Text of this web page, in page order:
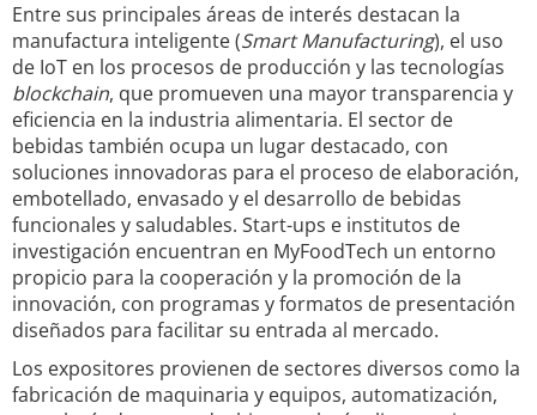
Entre sus principales áreas de interés destacan la
manufactura inteligente (Smart Manufacturing), el uso
de IoT en los procesos de producción y las tecnologías
blockchain, que promueven una mayor transparencia y
eficiencia en la industria alimentaria. El sector de
bebidas también ocupa un lugar destacado, con
soluciones innovadoras para el proceso de elaboración,
embotellado, envasado y el desarrollo de bebidas
funcionales y saludables. Start-ups e institutos de
investigación encuentran en MyFoodTech un entorno
propicio para la cooperación y la promoción de la
innovación, con programas y formatos de presentación
diseñados para facilitar su entrada al mercado.
Los expositores provienen de sectores diversos como la
fabricación de maquinaria y equipos, automatización,